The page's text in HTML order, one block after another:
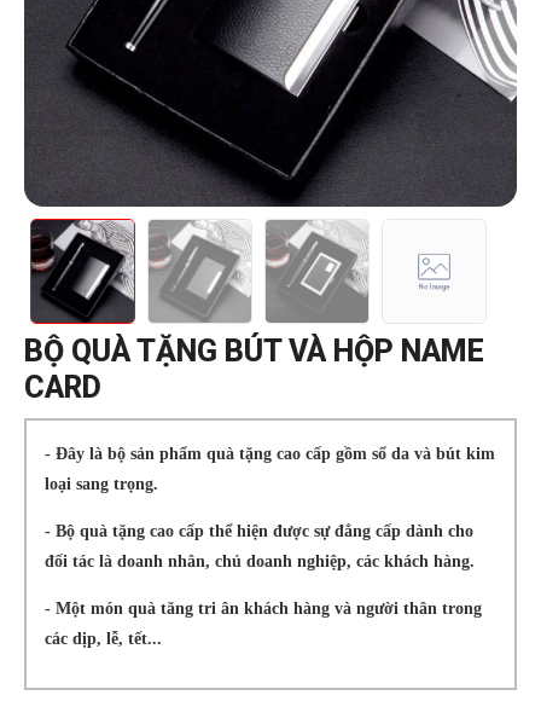
BỘ QUÀ TẶNG BÚT VÀ HỘP NAME
CARD
- Đây là bộ sản phẩm quà tặng cao cấp gồm sổ da và bút kim
loại sang trọng.
- Bộ quà tặng cao cấp thể hiện được sự đẳng cấp dành cho
đối tác là doanh nhân, chủ doanh nghiệp, các khách hàng.
- Một món quà tăng tri ân khách hàng và người thân trong
các dịp, lễ, tết...